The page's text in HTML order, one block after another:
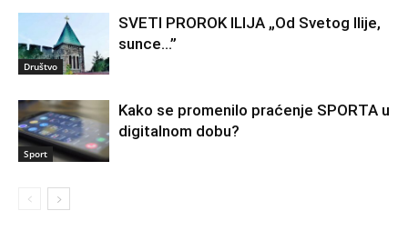
Društvo
SVETI PROROK ILIJA „Od Svetog Ilije,
sunce…”
Sport
Kako se promenilo praćenje SPORTA u
digitalnom dobu?